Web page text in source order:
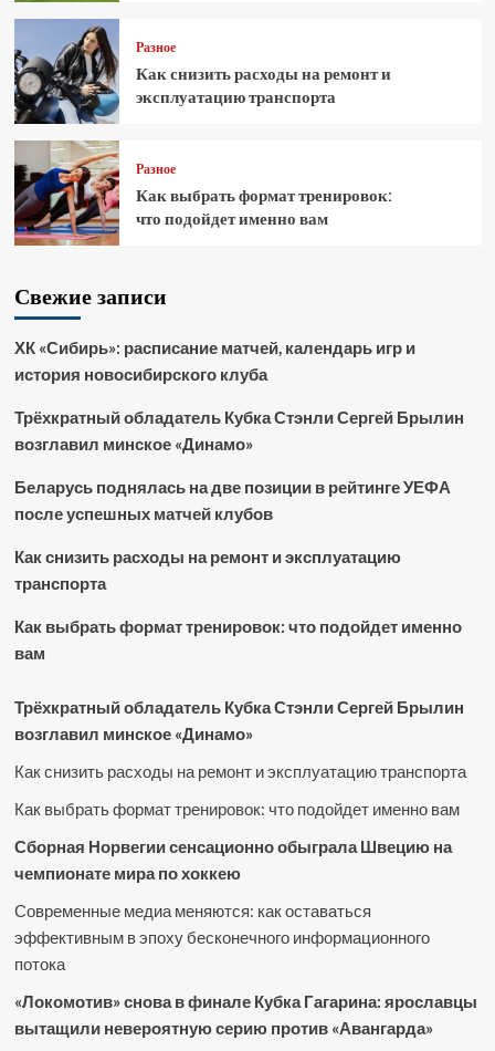
Разное
Как снизить расходы на ремонт и
эксплуатацию транспорта
Разное
Как выбрать формат тренировок:
что подойдет именно вам
Свежие записи
ХК «Сибирь»: расписание матчей, календарь игр и
история новосибирского клуба
Трёхкратный обладатель Кубка Стэнли Сергей Брылин
возглавил минское «Динамо»
Беларусь поднялась на две позиции в рейтинге УЕФА
после успешных матчей клубов
Как снизить расходы на ремонт и эксплуатацию
транспорта
Как выбрать формат тренировок: что подойдет именно
вам
Трёхкратный обладатель Кубка Стэнли Сергей Брылин
возглавил минское «Динамо»
Как снизить расходы на ремонт и эксплуатацию транспорта
Как выбрать формат тренировок: что подойдет именно вам
Сборная Норвегии сенсационно обыграла Швецию на
чемпионате мира по хоккею
Современные медиа меняются: как оставаться
эффективным в эпоху бесконечного информационного
потока
«Локомотив» снова в финале Кубка Гагарина: ярославцы
вытащили невероятную серию против «Авангарда»